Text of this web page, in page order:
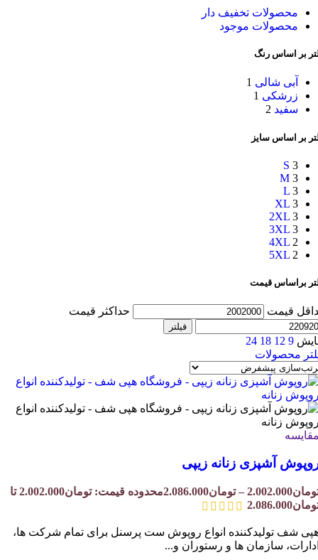
محصولات تخفیف دار
محصولات موجود
بر اساس رنگ
آبی شالی 1
زرشکی 1
سفید 2
بر اساس سایز
S 3
M 3
L 3
XL 3
2XL 3
3XL 3
4XL 2
5XL 2
براساس قیمت
قیمت حداکثر قیمت
فیلتر
9
12
18
24
محصولات
آشپزی زنانه زیپی
2.002.000
– تومان2.086.000
محدوده قیمت: تومان2.002.000 تا
شف تولیدکننده انواع روپوش ست پرسنل برای تمام شرکت ها،
سازمان ها و رستوران و...